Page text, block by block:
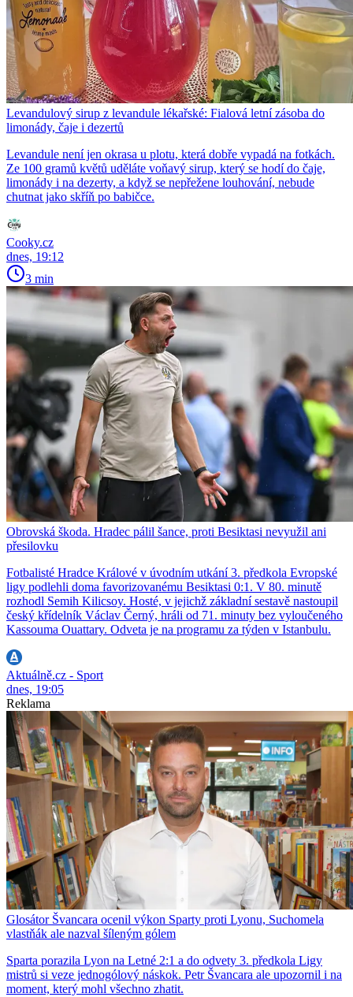
Levandulový sirup z levandule lékařské: Fialová letní zásoba do
limonády, čaje i dezertů
Levandule není jen okrasa u plotu, která dobře vypadá na fotkách.
Ze 100 gramů květů uděláte voňavý sirup, který se hodí do čaje,
limonády i na dezerty, a když se nepřežene louhování, nebude
chutnat jako skříň po babičce.
Cooky.cz
dnes, 19:12
3 min
Obrovská škoda. Hradec pálil šance, proti Besiktasi nevyužil ani
přesilovku
Fotbalisté Hradce Králové v úvodním utkání 3. předkola Evropské
ligy podlehli doma favorizovanému Besiktasi 0:1. V 80. minutě
rozhodl Semih Kilicsoy. Hosté, v jejichž základní sestavě nastoupil
český křídelník Václav Černý, hráli od 71. minuty bez vyloučeného
Kassouma Ouattary. Odveta je na programu za týden v Istanbulu.
Aktuálně.cz - Sport
dnes, 19:05
Reklama
Glosátor Švancara ocenil výkon Sparty proti Lyonu, Suchomela
vlastňák ale nazval šíleným gólem
Sparta porazila Lyon na Letné 2:1 a do odvety 3. předkola Ligy
mistrů si veze jednogólový náskok. Petr Švancara ale upozornil i na
moment, který mohl všechno zhatit.